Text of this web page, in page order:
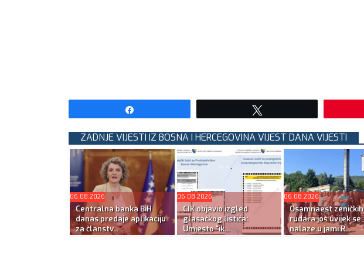
ZADNJE VIJESTI IZ BOSNA I HERCEGOVINA VIJEST DANA VIJESTI
06.08.2026
Centralna banka BiH
danas predaje aplikaciju
za članstv...
06.08.2026
CIK objavio izgled
glasačkog listića:
Umjesto “ik...
06.08.2026
Osamnaest zeničkih
rudara još uvijek se
nalaze u jami R...